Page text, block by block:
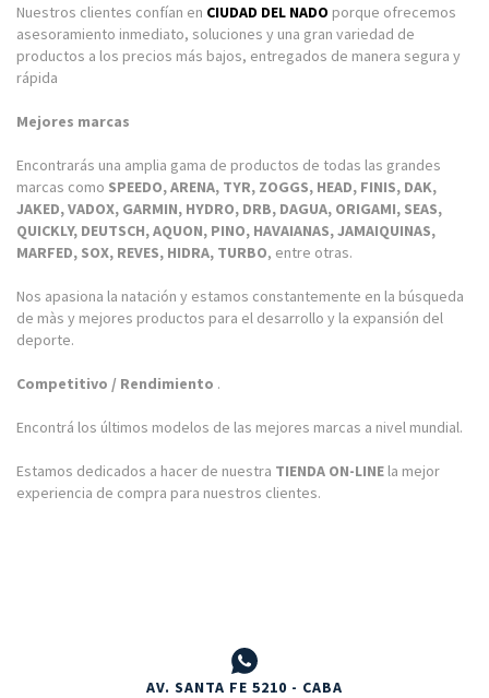
Nuestros clientes confían en CIUDAD DEL NADO porque ofrecemos
asesoramiento inmediato, soluciones y una gran variedad de
productos a los precios más bajos, entregados de manera segura y
rápida
Mejores marcas
Encontrarás una amplia gama de productos de todas las grandes
marcas como SPEEDO, ARENA, TYR, ZOGGS, HEAD, FINIS, DAK,
JAKED, VADOX, GARMIN, HYDRO, DRB, DAGUA, ORIGAMI, SEAS,
QUICKLY, DEUTSCH, AQUON, PINO, HAVAIANAS, JAMAIQUINAS,
MARFED, SOX, REVES, HIDRA, TURBO, entre otras.
Nos apasiona la natación y estamos constantemente en la búsqueda
de màs y mejores productos para el desarrollo y la expansión del
deporte.
Competitivo / Rendimiento .
Encontrá los últimos modelos de las mejores marcas a nivel mundial.
Estamos dedicados a hacer de nuestra TIENDA ON-LINE la mejor
experiencia de compra para nuestros clientes.
AV. SANTA FE 5210 - CABA